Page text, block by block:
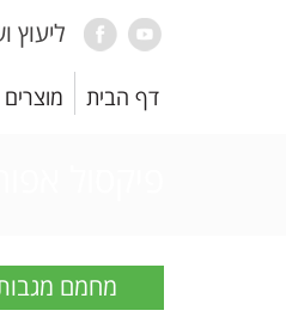
ליעוץ
דף הבית
מחמם